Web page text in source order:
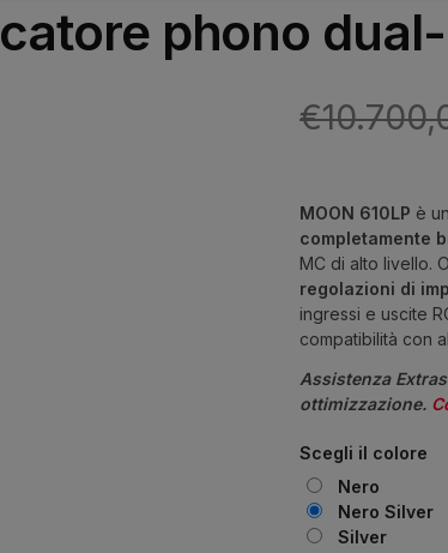
phono
€
MOON 610LP è un
completamente
MC di alto livello.
regolazioni di
ingressi e uscite
compatibilità con
Assistenza
ottimizzazione.
Scegli il colore
Nero
Nero Silver
Silver